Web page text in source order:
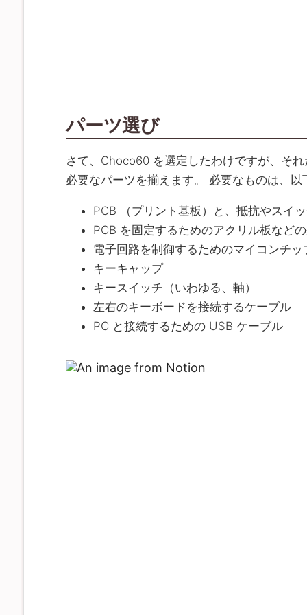
パーツ選び
さて、Choco60 を選定したわけですが、それ
必要なパーツを揃えます。 必要なものは、以
PCB （プリント基板）と、抵抗やスイ
PCB を固定するためのアクリル板など
電子回路を制御するためのマイコンチッ
キーキャップ
キースイッチ（いわゆる、軸）
左右のキーボードを接続するケーブル
PC と接続するための USB ケーブル